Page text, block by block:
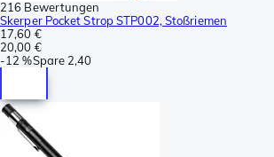
216 Bewertungen
Skerper Pocket Strop STP002, Stoßriemen
17,60 €
20,00 €
-12 %Spare 2,40